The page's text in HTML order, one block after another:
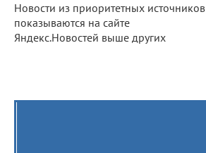
Новости из приоритетных источников
показываются на сайте
Яндекс.Новостей выше других